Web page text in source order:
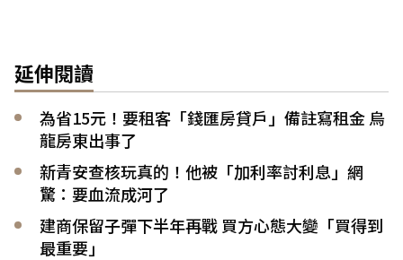
延伸閱讀
為省15元！要租客「錢匯房貸戶」備註寫租金 烏
龍房東出事了
新青安查核玩真的！他被「加利率討利息」網
驚：要血流成河了
建商保留子彈下半年再戰 買方心態大變「買得到
最重要」